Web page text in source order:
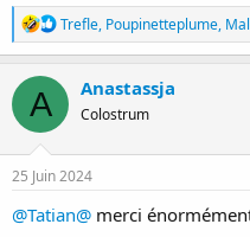
R
é
a
c
n
s
Trefle, Poupinetteplume,
A Anastassja
Colostrum
25 Juin 2024
@Tatian@ merci